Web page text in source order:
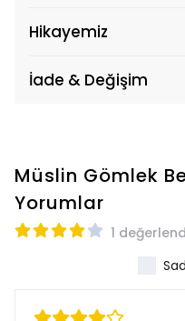
Hikayemiz
İade & Değişim
Müslin Gömlek
Yorumlar
1